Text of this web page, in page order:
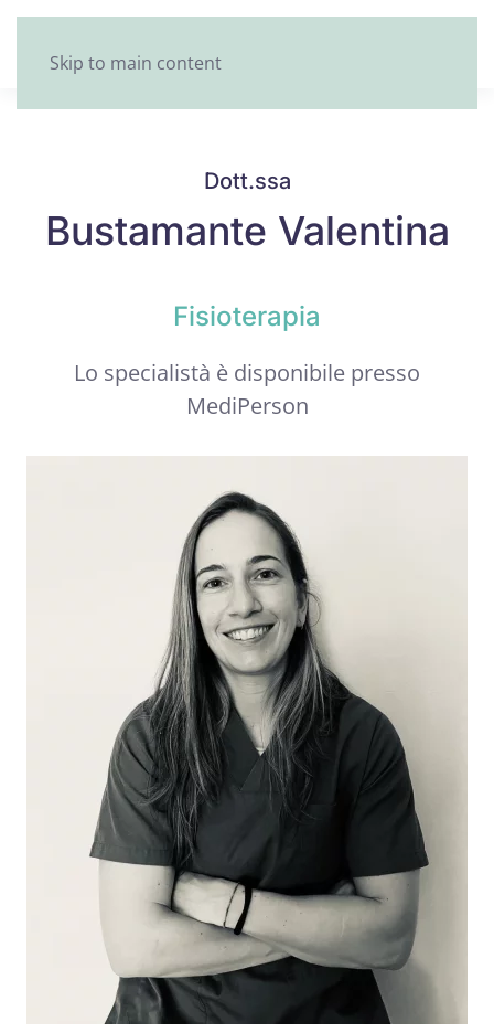
Skip to main content
Dott.ssa
Bustamante Valentina
Fisioterapia
Lo specialistà è disponibile presso
MediPerson